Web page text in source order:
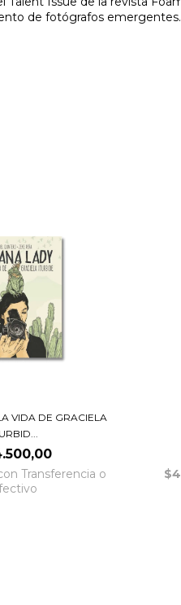
de fotógrafos emergentes.
VIDA DE GRACIELA
Transferencia o